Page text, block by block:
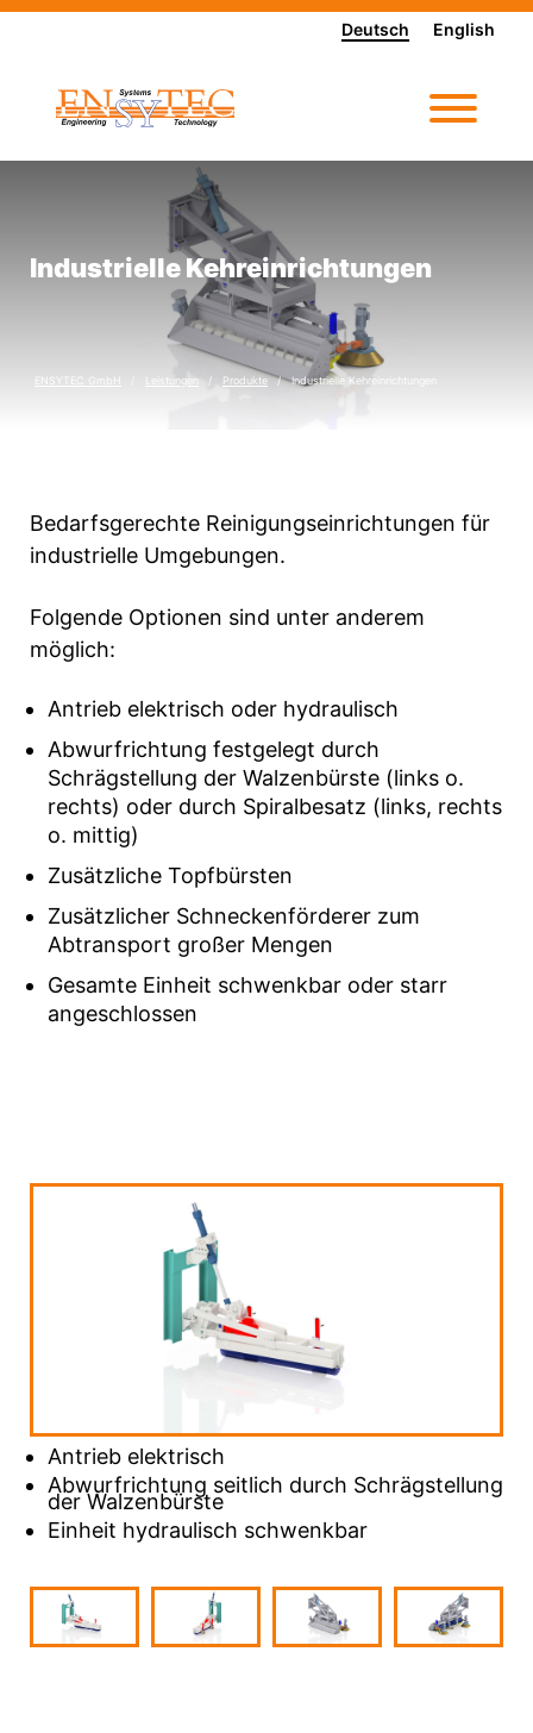
Deutsch English
Industrielle Kehreinrichtungen
ENSYTEC GmbH Leistungen Produkte Industrielle Kehreinrichtungen
Bedarfsgerechte Reinigungseinrichtungen für
industrielle Umgebungen.
Folgende Optionen sind unter anderem
möglich:
Antrieb elektrisch oder hydraulisch
Abwurfrichtung festgelegt durch
Schrägstellung der Walzenbürste (links o.
rechts) oder durch Spiralbesatz (links, rechts
o. mittig)
Zusätzliche Topfbürsten
Zusätzlicher Schneckenförderer zum
Abtransport großer Mengen
Gesamte Einheit schwenkbar oder starr
angeschlossen
Antrieb elektrisch
Abwurfrichtung seitlich durch Schrägstellung
der Walzenbürste
Einheit hydraulisch schwenkbar